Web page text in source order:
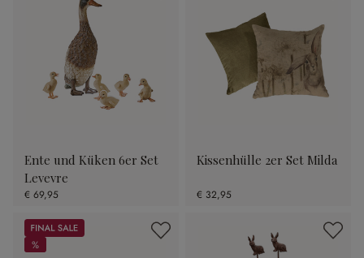
Ente und Küken 6er Set
Levevre
€ 69,95
Kissenhülle 2er Set Milda
€ 32,95
Sale
%
%